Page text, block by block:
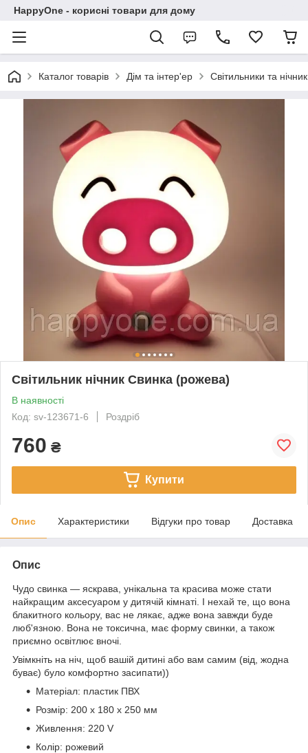
HappyOne - корисні товари для дому
Каталог товарів Дім та інтер'ер Світильники та
Світильник нічник Свинка (рожева)
В наявності
Код: sv-123671-6
Роздріб
760 ₴
Купити
Опис Характеристики Відгуки про товар Доставка
Опис
Чудо свинка — яскрава, унікальна та красива може стати
найкращим аксесуаром у дитячій кімнаті. І нехай те, що вона
блакитного кольору, вас не лякає, адже вона завжди буде
люб'язною. Вона не токсична, має форму свинки, а також
приємно освітлює вночі.
Увімкніть на ніч, щоб вашій дитині або вам самим (від, жодна
буває) було комфортно засипати))
Матеріал: пластик ПВХ
Розмір: 200 x 180 x 250 мм
Живлення: 220 V
Колір: рожевий